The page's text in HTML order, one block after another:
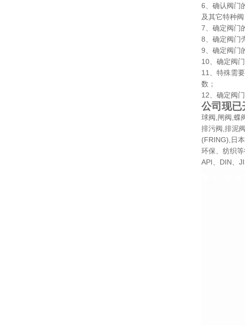
6、确认阀门
及其它特种阀
7、确定阀门
8、确定阀门
9、确定阀门
10、确定阀
11、特殊需
数；
12、确定阀
公司现已
球阀,闸阀,蝶
排污阀,排泥
(FRING),日
环保、纺织
API、DIN、